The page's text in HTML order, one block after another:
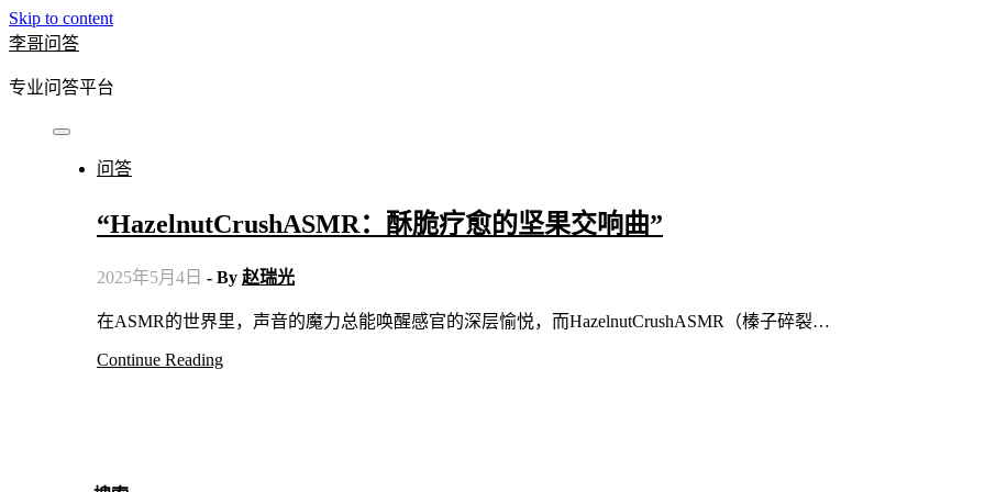
Skip to content
李哥问答
专业问答平台
问答
“HazelnutCrushASMR：酥脆疗愈的坚果交响曲”
2025年5月4日 - By 赵瑞光
在ASMR的世界里，声音的魔力总能唤醒感官的深层愉悦，而HazelnutCrushASMR（榛子碎裂…
Continue Reading